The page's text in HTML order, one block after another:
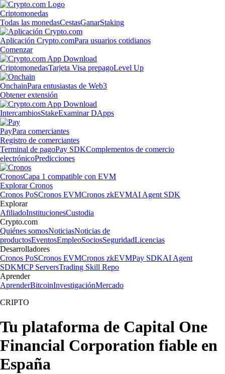
Criptomonedas
Todas las monedasCestasGanarStaking
Aplicación Crypto.comPara usuarios cotidianos
Comenzar
CriptomonedasTarjeta Visa prepagoLevel Up
OnchainPara entusiastas de Web3
Obtener extensión
IntercambiosStakeExaminar DApps
PayPara comerciantes
Registro de comerciantes
Terminal de pagoPay SDKComplementos de comercio
electrónicoPredicciones
CronosCapa 1 compatible con EVM
Explorar Cronos
Cronos PoSCronos EVMCronos zkEVMAI Agent SDK
Explorar
AfiliadoInstitucionesCustodia
Crypto.com
Quiénes somosNoticiasNoticias de
productosEventosEmpleoSociosSeguridadLicencias
Desarrolladores
Cronos PoSCronos EVMCronos zkEVMPay SDKAI Agent
SDKMCP ServersTrading Skill Repo
Aprender
AprenderBitcoinInvestigaciónMercado
CRIPTO
Tu plataforma de Capital One
Financial Corporation fiable en
España